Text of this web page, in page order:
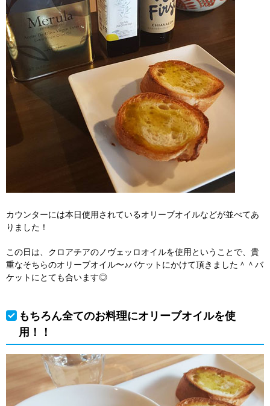
カウンターには本日使用されているオリーブオイルなどが並べてあ
りました！
この日は、クロアチアのノヴェッロオイルを使用ということで、貴
重なそちらのオリーブオイル〜♪バケットにかけて頂きました＾＾バ
ケットにとても合います◎
もちろん全てのお料理にオリーブオイルを使
用！！